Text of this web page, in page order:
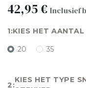
42,95€ Inclusief
KIES HET
20 35
KIES HET TYPE